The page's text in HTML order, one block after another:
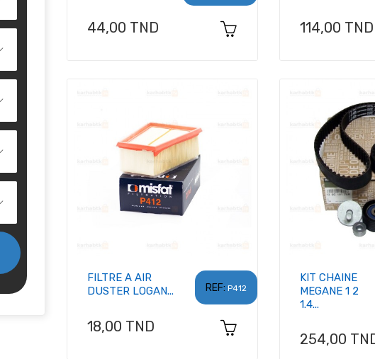
Prix
44,00 TND Prix
114,00 TND
REF: P412
FILTRE A AIR
DUSTER LOGAN...
Prix
18,00 TND
KIT CHAINE
MEGANE 1 2
1.4...
Prix
254,00